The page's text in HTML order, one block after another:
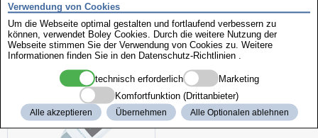
Kunststoffschlaufen Handölgeber
Verwendung von Cookies
Um die Webseite optimal gestalten und fortlaufend verbessern zu
können, verwendet Boley Cookies. Durch die weitere Nutzung der
Webseite stimmen Sie der Verwendung von Cookies zu. Weitere
Informationen finden Sie in den Datenschutz-Richtlinien
technisch erforderlich
Marketing
Komfortfunktion (Drittanbieter)
Alle akzeptieren Übernehmen Alle Optionalen ablehnen